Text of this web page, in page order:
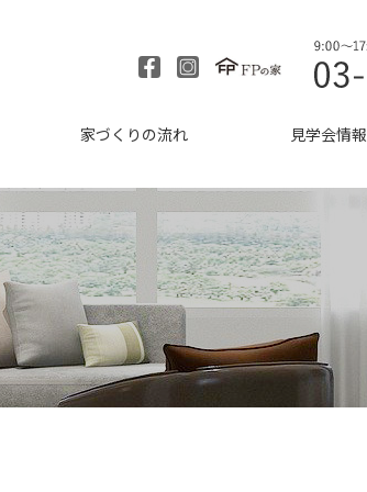
家づくりの流れ 見学会情報